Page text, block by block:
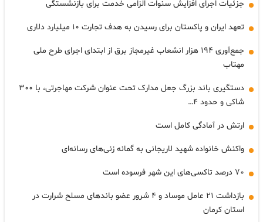
جزئیات اجرای افزایش سنوات الزامی خدمت برای بازنشستگی
تعهد ایران و پاکستان برای رسیدن به هدف تجارت ۱۰ میلیارد دلاری
جمع‌آوری ۱۹۴ هزار انشعاب غیرمجاز برق از ابتدای اجرای طرح ملی
مهتاب
دستگیری باند بزرگ جعل مدارک تحت عنوان شرکت مهاجرتی، با ۳۰۰
شاکی و حدود ۴…
ارتش در آمادگی کامل است
واکنش خانواده شهید لاریجانی به گمانه زنی‌های رسانه‌ای
۷۰ درصد تاکسی‌های این شهر فرسوده است
بازداشت ۲۱ عامل موساد و ۴ شرور عضو باندهای مسلح شرارت در
استان کرمان